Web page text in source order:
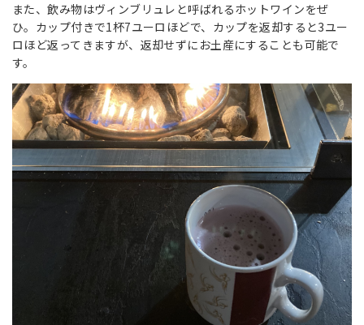
また、飲み物はヴィンブリュレと呼ばれるホットワインをぜ
ひ。カップ付きで1杯7ユーロほどで、カップを返却すると3ユー
ロほど返ってきますが、返却せずにお土産にすることも可能で
す。